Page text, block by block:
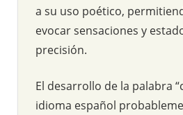
a su uso poético,
evocar sensaciones y
precisión.
El desarrollo de la palabra
idioma español